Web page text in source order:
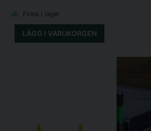
Finns i lager
LÄGG I VARUKORGEN